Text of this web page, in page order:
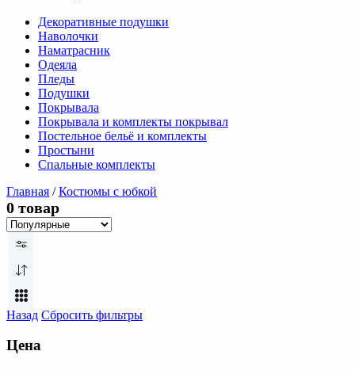
Декоративные подушки
Наволочки
Наматрасник
Одеяла
Пледы
Подушки
Покрывала
Покрывала и комплекты покрывал
Постельное бельё и комплекты
Простыни
Спальные комплекты
Главная / Костюмы с юбкой
0 товар
Назад Сбросить фильтры
Цена